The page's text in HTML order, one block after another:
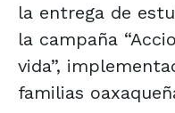
la entrega de
la campaña
vida”,
familias